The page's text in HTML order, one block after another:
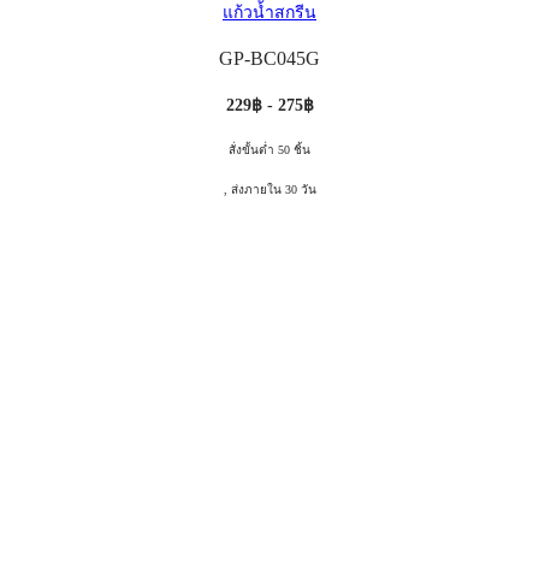
แก้วน้ำสกรีน
GP-BC045G
229฿ - 275฿
สั่งขั้นต่ำ 50 ชิ้น
, ส่งภายใน 30 วัน